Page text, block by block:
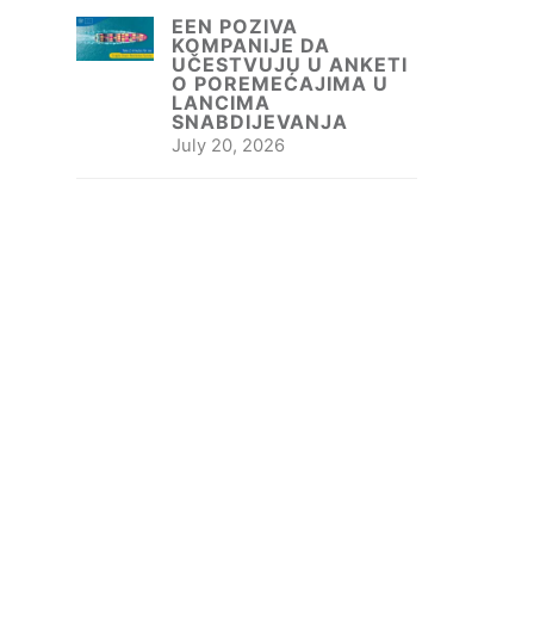
EEN POZIVA
KOMPANIJE DA
UČESTVUJU U ANKETI
O POREMEĆAJIMA U
LANCIMA
SNABDIJEVANJA
July 20, 2026